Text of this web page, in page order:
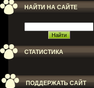
НАЙТИ НА САЙТЕ
СТАТИСТИКА
ПОДДЕРЖАТЬ САЙТ